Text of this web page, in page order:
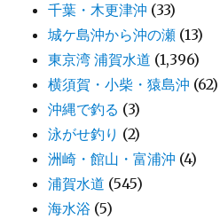
千葉・木更津沖 (33)
城ケ島沖から沖の瀬 (13)
東京湾 浦賀水道 (1,396)
横須賀・小柴・猿島沖 (62)
沖縄で釣る (3)
泳がせ釣り (2)
洲崎・館山・富浦沖 (4)
浦賀水道 (545)
海水浴 (5)